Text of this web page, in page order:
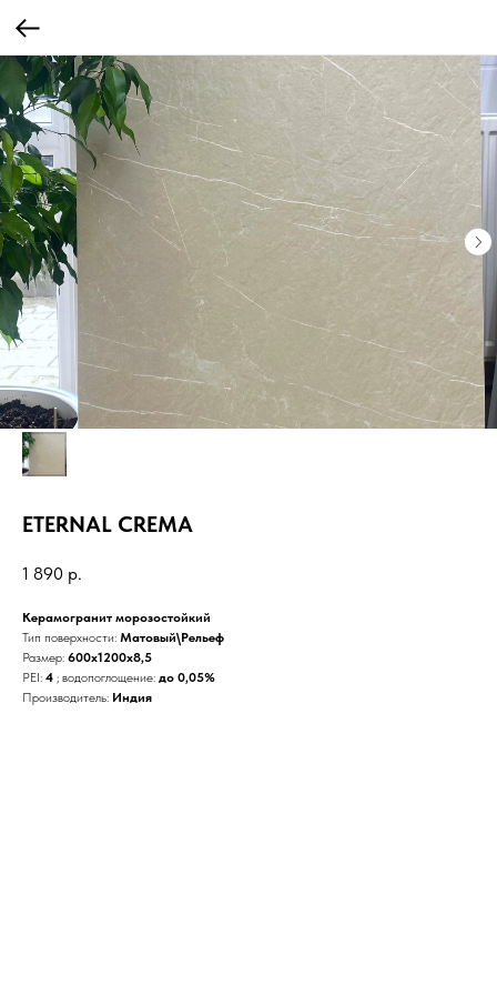
ETERNAL CREMA
1 890 р.
Керамогранит морозостойкий
Тип поверхности: Матовый\Рельеф
Размер: 600x1200x8,5
PEI: 4 ; водопоглощение: до 0,05%
Производитель: Индия